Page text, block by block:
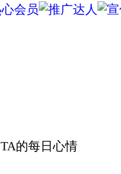
TA的每日心情